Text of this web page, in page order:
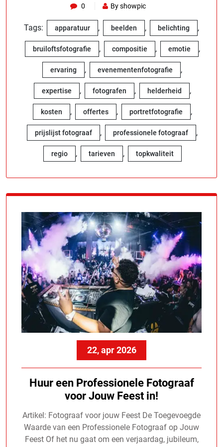
0 By showpic
Tags: apparatuur , beelden , belichting ,
bruiloftsfotografie , compositie , emotie ,
ervaring , evenementenfotografie ,
expertise , fotografen , helderheid ,
kosten , offertes , portretfotografie ,
prijslijst fotograaf , professionele fotograaf ,
regio , tarieven , topkwaliteit
22, apr 2026
Huur een Professionele Fotograaf
voor Jouw Feest in!
Artikel: Fotograaf voor jouw Feest De Toegevoegde
Waarde van een Professionele Fotograaf op Jouw
Feest Of het nu gaat om een verjaardag, jubileum,